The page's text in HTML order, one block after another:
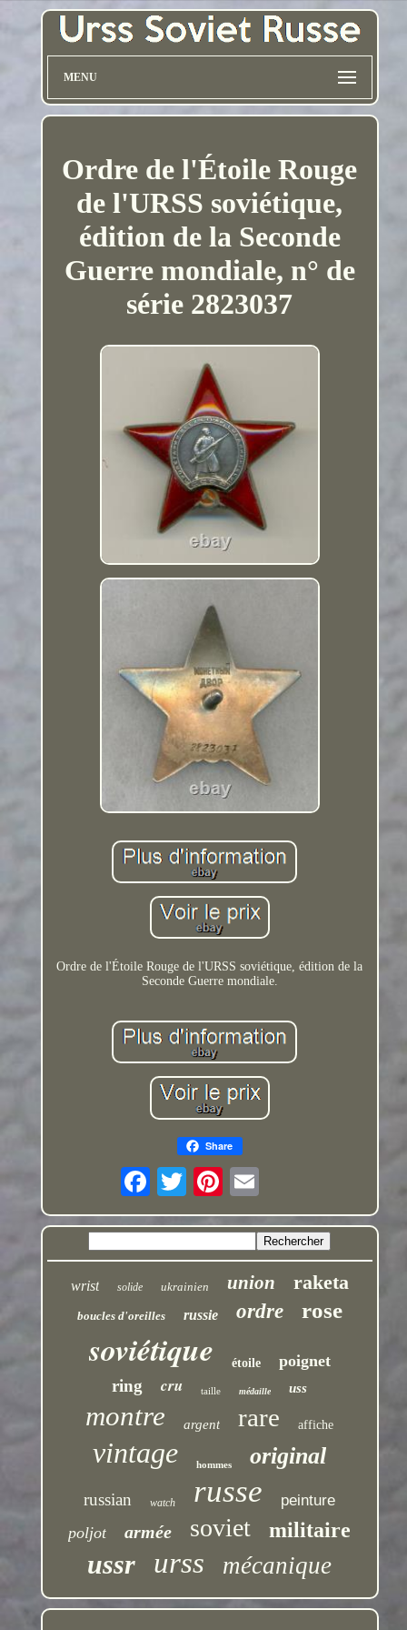
MENU
Ordre de l'Étoile Rouge
de l'URSS soviétique,
édition de la Seconde
Guerre mondiale, n° de
série 2823037
Ordre de l'Étoile Rouge de l'URSS soviétique, édition de la
Seconde Guerre mondiale.
Share
wrist solide ukrainien union raketa
boucles d'oreilles russie ordre rose
soviétique étoile poignet
ring cru taille médaille uss
montre argent rare affiche
vintage hommes original
russian watch russe peinture
poljot armée soviet militaire
ussr urss mécanique